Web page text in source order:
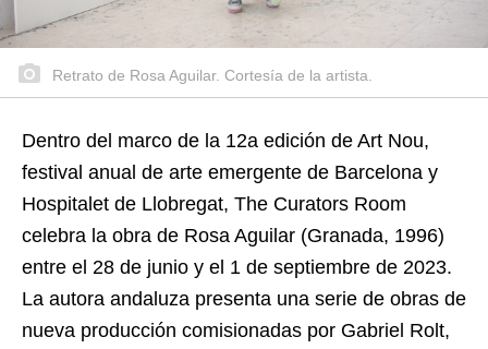
Retrato de Rosa Aguilar. Cortesía de la artista.
Dentro del marco de la 12a edición de Art Nou,
festival anual de arte emergente de Barcelona y
Hospitalet de Llobregat, The Curators Room
celebra la obra de Rosa Aguilar (Granada, 1996)
entre el 28 de junio y el 1 de septiembre de 2023.
La autora andaluza presenta una serie de obras de
nueva producción comisionadas por Gabriel Rolt,